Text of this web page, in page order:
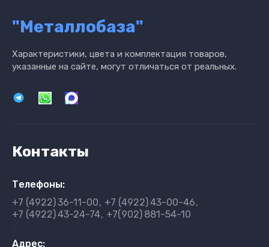
"Металлобаза"
Характеристики, цвета и комплектация товаров,
указанные на сайте, могут отличаться от реальных.
Контакты
Телефоны:
+7 (4922)36-11-00 +7 (4922)43-00-46
+7 (4922)43-24-74 +7(902) 881-54-10
Адрес: